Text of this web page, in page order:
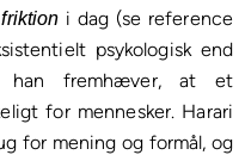
friktion i dag (se reference
psykologisk end
han fremhæver, at et
for mennesker. Harari
for mening og formål, og